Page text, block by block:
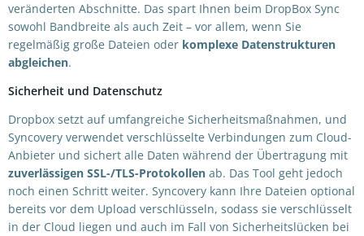
veränderten Abschnitte. Das spart Ihnen beim DropBox Sync
sowohl Bandbreite als auch Zeit – vor allem, wenn Sie
regelmäßig große Dateien oder komplexe Datenstrukturen
abgleichen.
Sicherheit und Datenschutz
Dropbox setzt auf umfangreiche Sicherheitsmaßnahmen, und
Syncovery verwendet verschlüsselte Verbindungen zum Cloud-
Anbieter und sichert alle Daten während der Übertragung mit
zuverlässigen SSL-/TLS-Protokollen ab. Das Tool geht jedoch
noch einen Schritt weiter. Syncovery kann Ihre Dateien optional
bereits vor dem Upload verschlüsseln, sodass sie verschlüsselt
in der Cloud liegen und auch im Fall von Sicherheitslücken bei